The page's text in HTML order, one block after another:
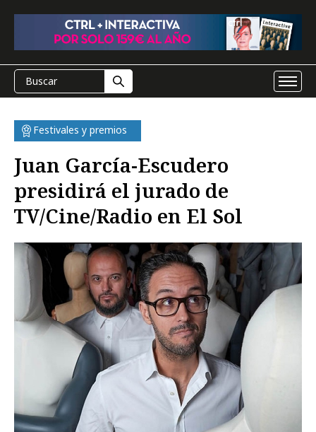
Festivales y premios
Juan García-Escudero
presidirá el jurado de
TV/Cine/Radio en El Sol